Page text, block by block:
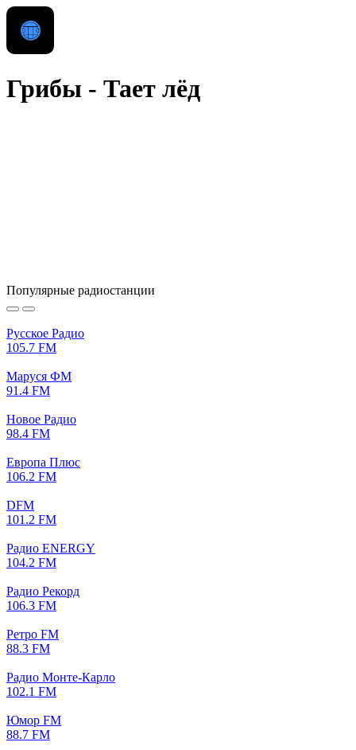
Грибы - Тает лёд
Популярные радиостанции
Русское Радио
105.7 FM
Маруся ФМ
91.4 FM
Новое Радио
98.4 FM
Европа Плюс
106.2 FM
DFM
101.2 FM
Радио ENERGY
104.2 FM
Радио Рекорд
106.3 FM
Ретро FM
88.3 FM
Радио Монте-Карло
102.1 FM
Юмор FM
88.7 FM